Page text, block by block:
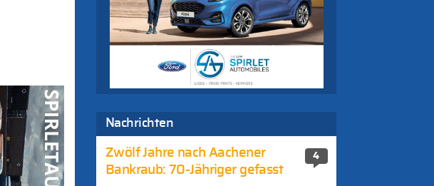
Nachrichten
4
Zwölf Jahre nach Aachener
Bankraub: 70-Jähriger gefasst